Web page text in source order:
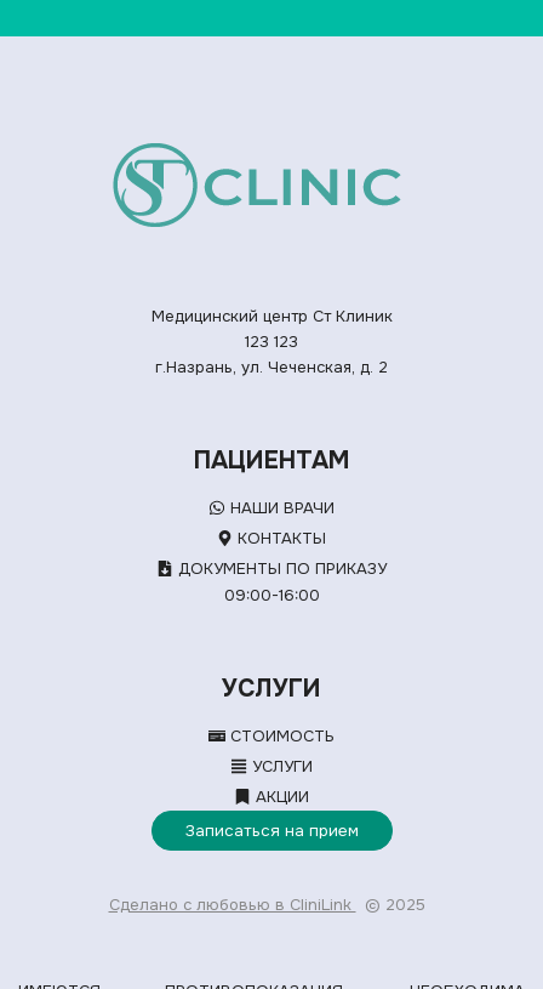
Медицинский центр Ст Клиник
123 123
г.Назрань, ул. Чеченская, д. 2
ПАЦИЕНТАМ
НАШИ ВРАЧИ
КОНТАКТЫ
ДОКУМЕНТЫ ПО ПРИКАЗУ
09:00-16:00
УСЛУГИ
СТОИМОСТЬ
УСЛУГИ
АКЦИИ
Записаться на прием
Сделано с любовью в CliniLink © 2025